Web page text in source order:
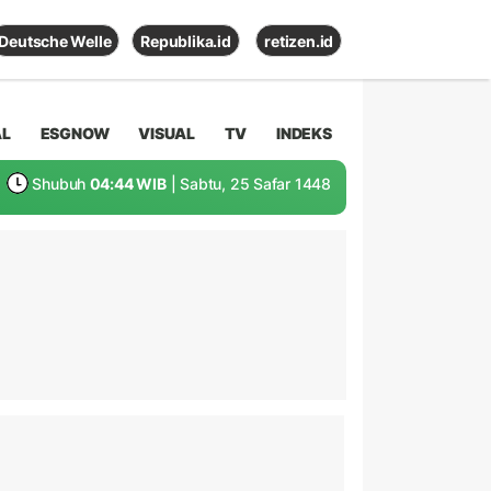
Deutsche Welle Republika.id retizen.id
ESGNOW VISUAL TV INDEKS
Shubuh 04:44 WIB | Sabtu, 25 Safar 1448